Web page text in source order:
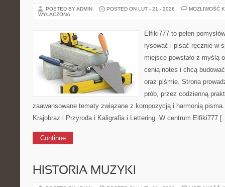
POSTED BY ADMIN POSTED ON LUT - 21 - 2026
MOŻLIWOŚĆ
WYŁĄCZONA
Elfiki777 to pełen
rysować i pisać ręcznie w
miejsce powstało z myślą
cenią notes i chcą
oraz piśmie. Strona
prób, przez codzienną
zaawansowane tematy związane z kompozycją i harmonią
Krajobraz i Przyroda i Kaligrafia i Lettering. W centrum Elfiki777
Continue
HISTORIA MUZYKI